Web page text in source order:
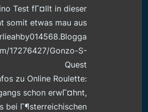
Test fГ¤llt in dieser
somit etwas mau aus.
17276427/gonzo-S-
Quest
zu Online Roulette:
schon erwГ¤hnt,
bei Г¶sterreichischen